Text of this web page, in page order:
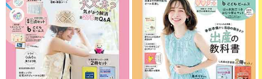
※投稿内容は投稿者の個人的な見解・体験に基づくものですの
で、あくまでもアドバイスとして参考にしていただき、症状など
については医療機関にご確認ください。
※文中のコメントはすべて、『ウィメンズパーク』の投稿からの
抜粋です。